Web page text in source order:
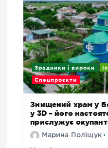
Зрадники і вироки
Спецпроєкти
Знищений храм у
у 3D – його
прислужує
Марина Поліщук